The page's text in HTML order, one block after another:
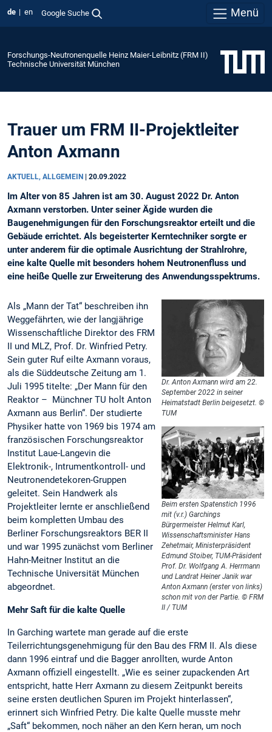
de en Google Suche Menü
Forschungs-Neutronenquelle Heinz Maier-Leibnitz (FRM II)
Technische Universität München
Trauer um FRM II-Projektleiter
Anton Axmann
AKTUELL, ALLGEMEIN 20.09.2022
Im Alter von 85 Jahren ist am 30. August 2022 Dr. Anton
Axmann verstorben. Unter seiner Ägide wurden die
Baugenehmigungen für den Forschungsreaktor erteilt und die
Gebäude errichtet. Als begeisterter Kerntechniker sorgte er
unter anderem für die optimale Ausrichtung der Strahlrohre,
eine kalte Quelle mit besonders hohem Neutronenfluss und
eine heiße Quelle zur Erweiterung des Anwendungsspektrums.
Dr. Anton Axmann wird am 22.
September 2022 in seiner
Heimatstadt Berlin beigesetzt. ©
TUM
Beim ersten Spatenstich 1996
mit (v.r.) Garchings
Bürgermeister Helmut Karl,
Wissenschaftsminister Hans
Zehetmair, Ministerpräsident
Edmund Stoiber, TUM-Präsident
Prof. Dr. Wolfgang A. Herrmann
und Landrat Heiner Janik war
Anton Axmann (erster von links)
schon mit von der Partie. © FRM
II / TUM
Als „Mann der Tat“ beschreiben ihn
Weggefährten, wie der langjährige
Wissenschaftliche Direktor des FRM
II und MLZ, Prof. Dr. Winfried Petry.
Sein guter Ruf eilte Axmann voraus,
als die Süddeutsche Zeitung am 1.
Juli 1995 titelte: „Der Mann für den
Reaktor – Münchner TU holt Anton
Axmann aus Berlin“. Der studierte
Physiker hatte von 1969 bis 1974 am
französischen Forschungsreaktor
Institut Laue-Langevin die
Elektronik-, Intrumentkontroll- und
Neutronendetekoren-Gruppen
geleitet. Sein Handwerk als
Projektleiter lernte er anschließend
beim kompletten Umbau des
Berliner Forschungsreaktors BER II
und war 1995 zunächst vom Berliner
Hahn-Meitner Institut an die
Technische Universität München
abgeordnet.
Mehr Saft für die kalte Quelle
In Garching wartete man gerade auf die erste
Teilerrichtungsgenehmigung für den Bau des FRM II. Als diese
dann 1996 eintraf und die Bagger anrollten, wurde Anton
Axmann offiziell eingestellt. „Wie es seiner zupackenden Art
entspricht, hatte Herr Axmann zu diesem Zeitpunkt bereits
seine ersten deutlichen Spuren im Projekt hinterlassen“,
erinnert sich Winfried Petry. Die kalte Quelle musste mehr
„Saft“ bekommen, noch näher an den Kern heran, um noch